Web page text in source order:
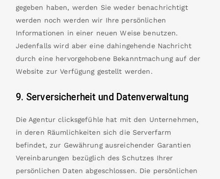
gegeben haben, werden Sie weder benachrichtigt
werden noch werden wir Ihre persönlichen
Informationen in einer neuen Weise benutzen.
Jedenfalls wird aber eine dahingehende Nachricht
durch eine hervorgehobene Bekanntmachung auf der
Website zur Verfügung gestellt werden.
9. Serversicherheit und Datenverwaltung
Die Agentur clicksgefühle hat mit den Unternehmen,
in deren Räumlichkeiten sich die Serverfarm
befindet, zur Gewährung ausreichender Garantien
Vereinbarungen bezüglich des Schutzes Ihrer
persönlichen Daten abgeschlossen. Die persönlichen